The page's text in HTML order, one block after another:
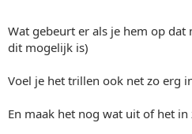
Wat gebeurt er als je hem op
dit mogelijk is)
Voel je het trillen ook net zo erg
En maak het nog wat uit of het in